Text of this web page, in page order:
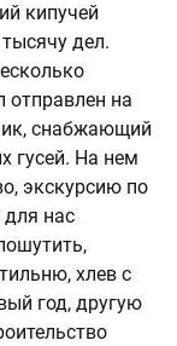
кипучей
дел.
отправлен на
снабжающий
гусей. На нем
экскурсию по
для нас
хлев с
год, другую